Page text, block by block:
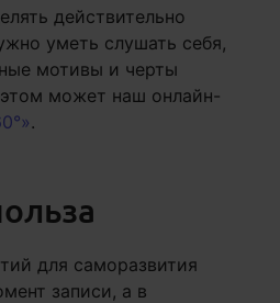
действительно
уметь слушать себя,
мотивы и черты
может наш онлайн-
.
для саморазвития
записи, а в